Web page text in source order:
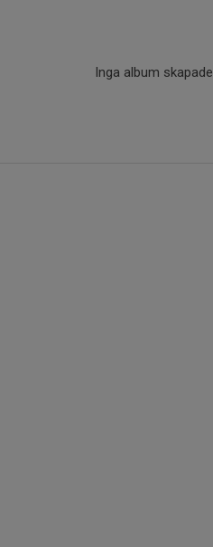
Inga album skapade